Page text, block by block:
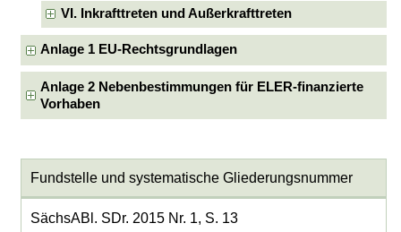
VI. Inkrafttreten und Außerkrafttreten
Anlage 1 EU-Rechtsgrundlagen
Anlage 2 Nebenbestimmungen für ELER-finanzierte
Vorhaben
Fundstelle und systematische Gliederungsnummer
SächsABl. SDr. 2015 Nr. 1, S. 13